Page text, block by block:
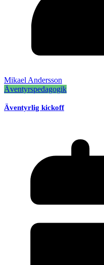
Mikael Andersson
Äventyrspedagogik
Äventyrlig kickoff